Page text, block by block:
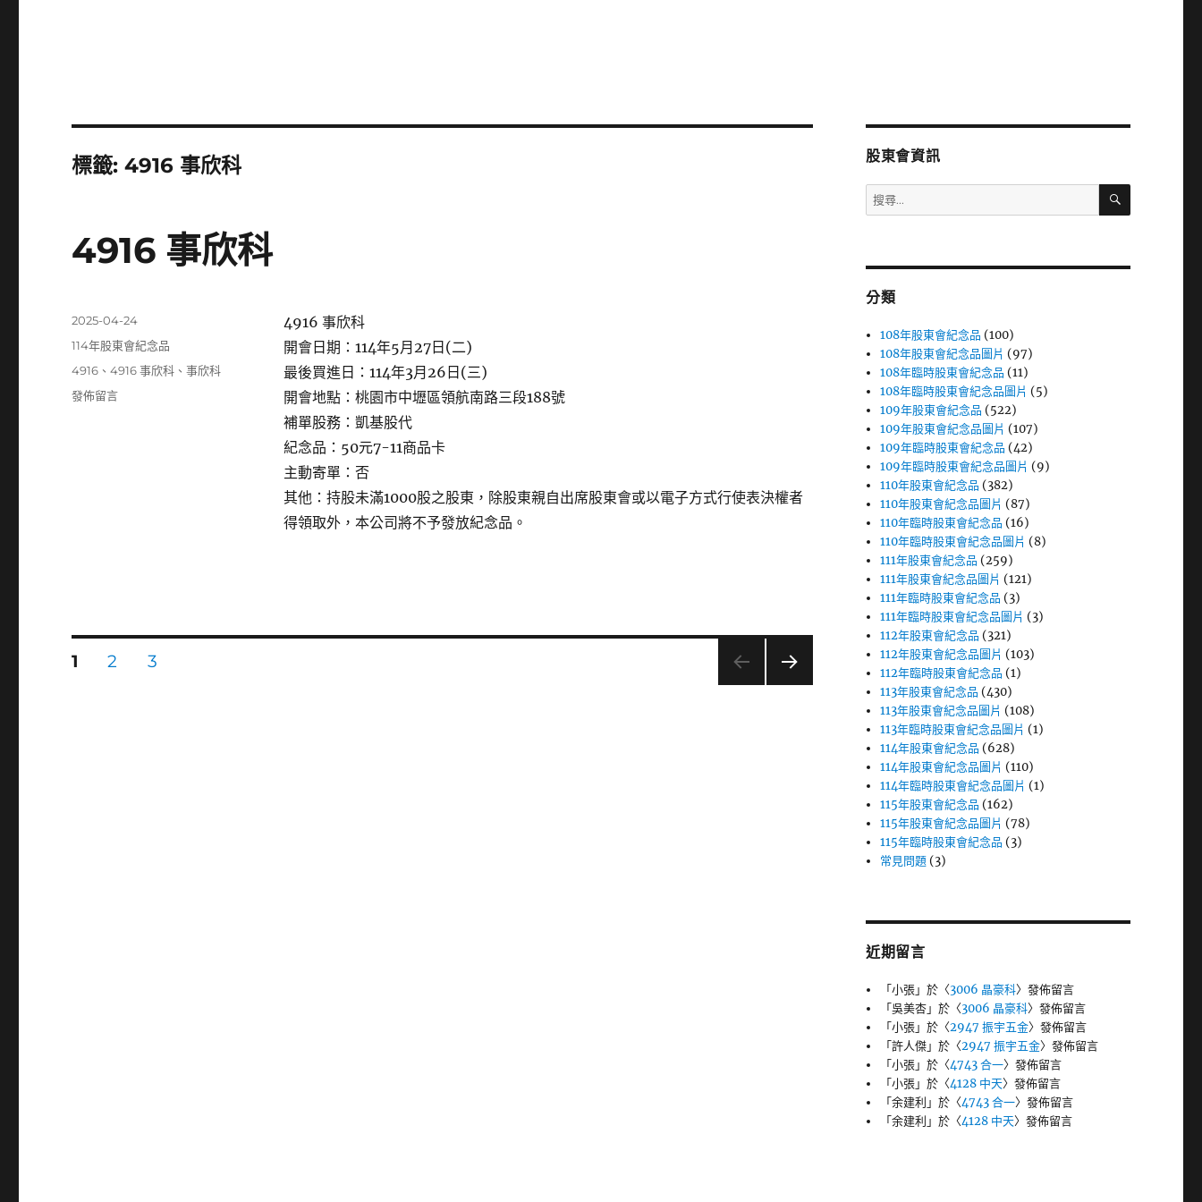
標籤:4916 事欣科
4916 事欣科
4916 事欣科
開會日期：114年5月27日(二)
最後買進日：114年3月26日(三)
開會地點：桃園市中壢區領航南路三段188號
補單股務：凱基股代
紀念品：50元7-11商品卡
主動寄單：否
其他：持股未滿1000股之股東，除股東親自出席股東會或以電子方式行使表決權者
得領取外，本公司將不予發放紀念品。
發
期:
2025-04-24
分
114年股東會紀念品
標
籤
4916 、4916 事欣科 、事欣科
在
發佈留言
文
頁
1
頁
2
頁
3
股東會資訊
搜
尋
字:
搜
分類
108年股東會紀念品 (100)
108年股東會紀念品圖片 (97)
108年臨時股東會紀念品 (11)
108年臨時股東會紀念品圖片 (5)
109年股東會紀念品 (522)
109年股東會紀念品圖片 (107)
109年臨時股東會紀念品 (42)
109年臨時股東會紀念品圖片 (9)
110年股東會紀念品 (382)
110年股東會紀念品圖片 (87)
110年臨時股東會紀念品 (16)
110年臨時股東會紀念品圖片 (8)
111年股東會紀念品 (259)
111年股東會紀念品圖片 (121)
111年臨時股東會紀念品 (3)
111年臨時股東會紀念品圖片 (3)
112年股東會紀念品 (321)
112年股東會紀念品圖片 (103)
112年臨時股東會紀念品 (1)
113年股東會紀念品 (430)
113年股東會紀念品圖片 (108)
113年臨時股東會紀念品圖片 (1)
114年股東會紀念品 (628)
114年股東會紀念品圖片 (110)
114年臨時股東會紀念品圖片 (1)
115年股東會紀念品 (162)
115年股東會紀念品圖片 (78)
115年臨時股東會紀念品 (3)
常見問題 (3)
近期留言
「小張」於〈3006 晶豪科〉發佈留言
「吳美杏」於〈3006 晶豪科〉發佈留言
「小張」於〈2947 振宇五金〉發佈留言
「許人傑」於〈2947 振宇五金〉發佈留言
「小張」於〈4743 合一〉發佈留言
「小張」於〈4128 中天〉發佈留言
「余建利 」於〈4743 合一〉發佈留言
「余建利 」於〈4128 中天〉發佈留言